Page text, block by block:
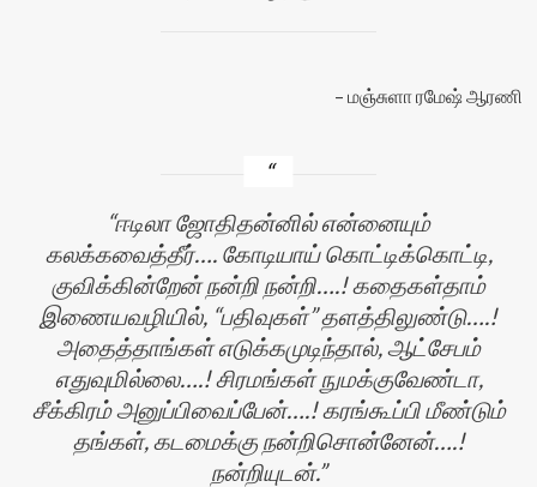
மஞ்சுளா ரமேஷ் ஆரணி
ஈடிலா ஜோதிதன்னில் என்னையும்
கலக்கவைத்தீர்…. கோடியாய் கொட்டிக்கொட்டி,
குவிக்கின்றேன் நன்றி நன்றி….! கதைகள்தாம்
இணையவழியில், “பதிவுகள்” தளத்திலுண்டு….!
அதைத்தாங்கள் எடுக்கமுடிந்தால், ஆட்சேபம்
எதுவுமில்லை….! சிரமங்கள் நுமக்குவேண்டா,
சீக்கிரம் அனுப்பிவைப்பேன்….! கரங்கூப்பி மீண்டும்
தங்கள், கடமைக்கு நன்றிசொன்னேன்….!
நன்றியுடன்.